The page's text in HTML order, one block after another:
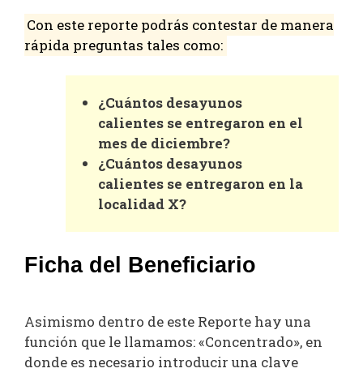
Con este reporte podrás contestar de manera
rápida preguntas tales como:
¿Cuántos desayunos
calientes se entregaron en el
mes de diciembre?
¿Cuántos desayunos
calientes se entregaron en la
localidad X?
Ficha del Beneficiario
Asimismo dentro de este Reporte hay una
función que le llamamos: «Concentrado», en
donde es necesario introducir una clave